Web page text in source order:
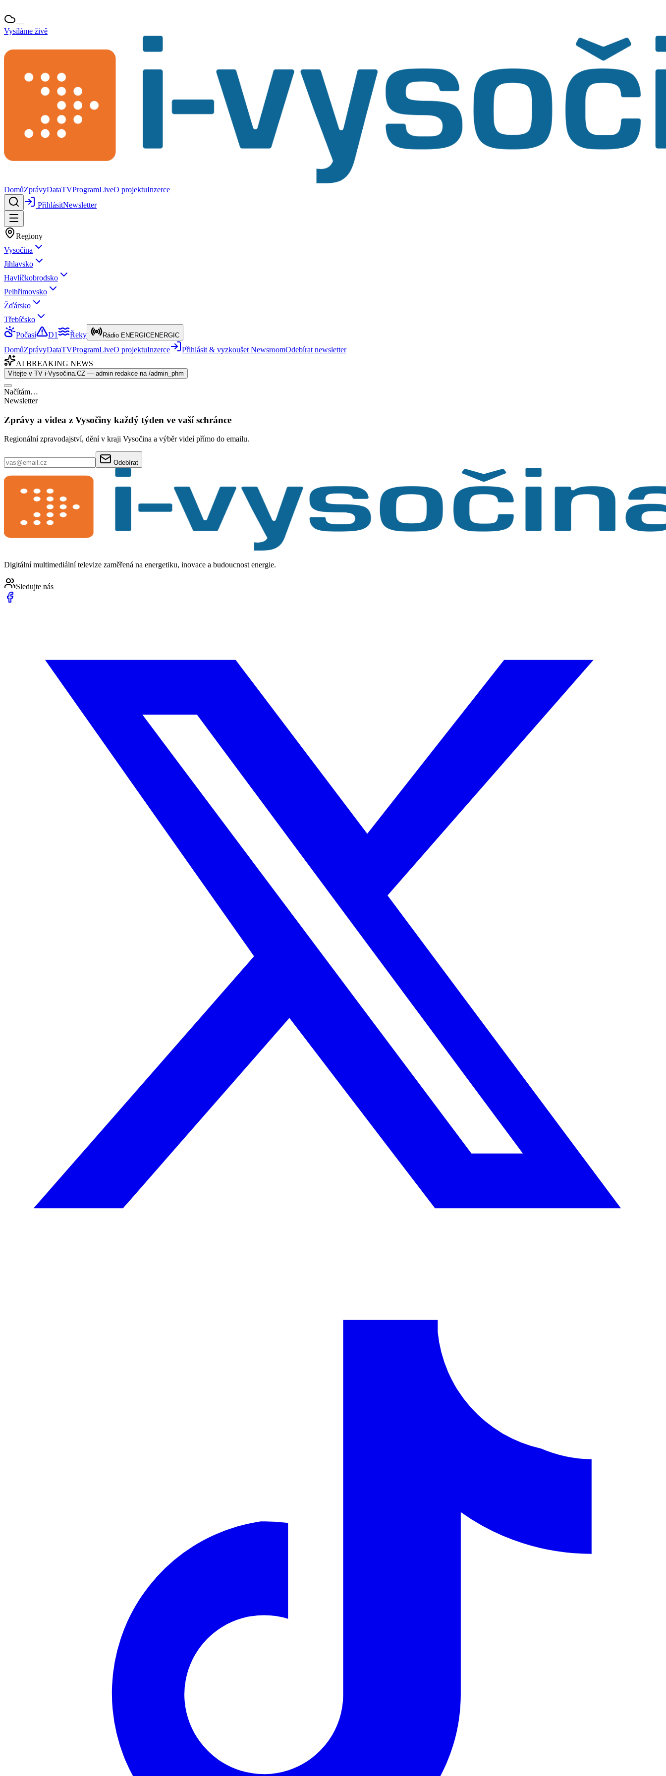
—
Vysíláme živě
DomůZprávyDataTVProgramLiveO projektuInzerce
PřihlásitNewsletter
Regiony
Vysočina
Jihlavsko
Havlíčkobrodsko
Pelhřimovsko
Žďársko
Třebíčsko
Počasí
D1 Řeky Rádio ENERGICENERGIC
DomůZprávyDataTVProgramLiveO projektuInzerce Přihlásit & vyzkoušet NewsroomOdebírat newsletter
AI BREAKING NEWS
Vítejte v TV i-Vysočina.CZ — admin redakce na /admin_phm
Načítám…
Newsletter
Zprávy a videa z Vysočiny každý týden ve vaší schránce
Regionální zpravodajství, dění v kraji Vysočina a výběr videí přímo do emailu.
Odebírat
Digitální multimediální televize zaměřená na energetiku, inovace a budoucnost energie.
Sledujte nás